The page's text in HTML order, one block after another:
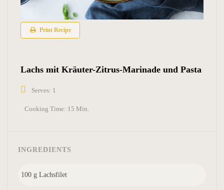
Print Recipe
Lachs mit Kräuter-Zitrus-Marinade und Pasta
Serves: 1
Cooking Time: 15 Min.
INGREDIENTS
100 g Lachsfilet